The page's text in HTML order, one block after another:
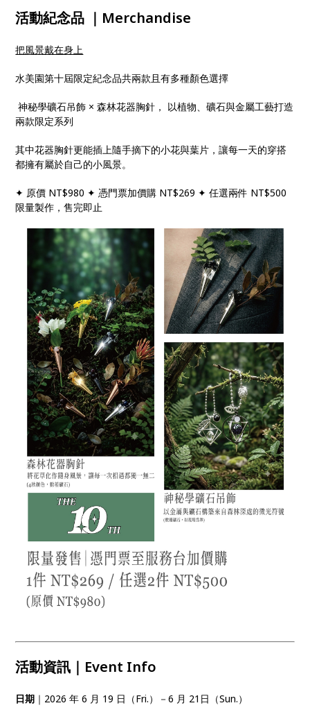
活動紀念品 ｜Merchandise
把風景戴在身上
水美園第十屆限定紀念品共兩款且有多種顏色選擇
神秘學礦石吊飾 × 森林花器胸針， 以植物、礦石與金屬工藝打造
兩款限定系列
其中花器胸針更能插上隨手摘下的小花與葉片，讓每一天的穿搭
都擁有屬於自己的小風景。
✦ 原價 NT$980 ✦ 憑門票加價購 NT$269 ✦ 任選兩件 NT$500
限量製作，售完即止
活動資訊｜Event Info
日期 ｜2026 年 6 月 19 日（Fri.）－6 月 21日（Sun.）